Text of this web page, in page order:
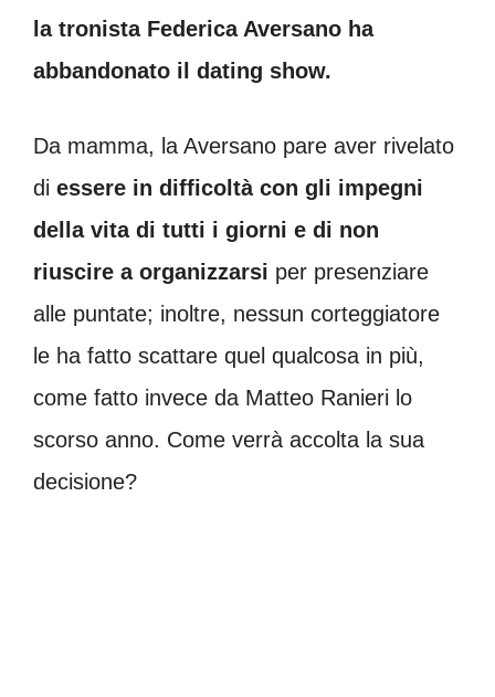
la tronista Federica Aversano ha
abbandonato il dating show.
Da mamma, la Aversano pare aver rivelato
di essere in difficoltà con gli impegni
della vita di tutti i giorni e di non
riuscire a organizzarsi per presenziare
alle puntate; inoltre, nessun corteggiatore
le ha fatto scattare quel qualcosa in più,
come fatto invece da Matteo Ranieri lo
scorso anno. Come verrà accolta la sua
decisione?